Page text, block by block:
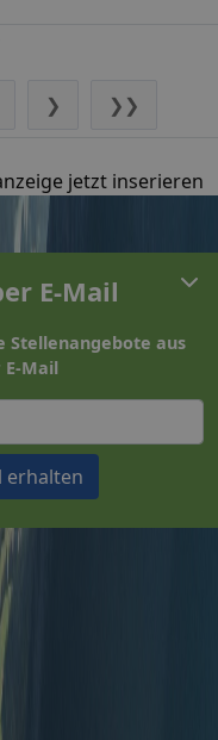
❯ ❯❯
jetzt inserieren
E-Mail
Stellenangebote aus
Mail
erhalten